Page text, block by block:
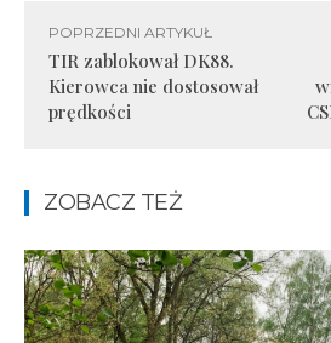
POPRZEDNI ARTYKUŁ
TIR zablokował DK88.
Kierowca nie dostosował
prędkości
ZOBACZ TEŻ